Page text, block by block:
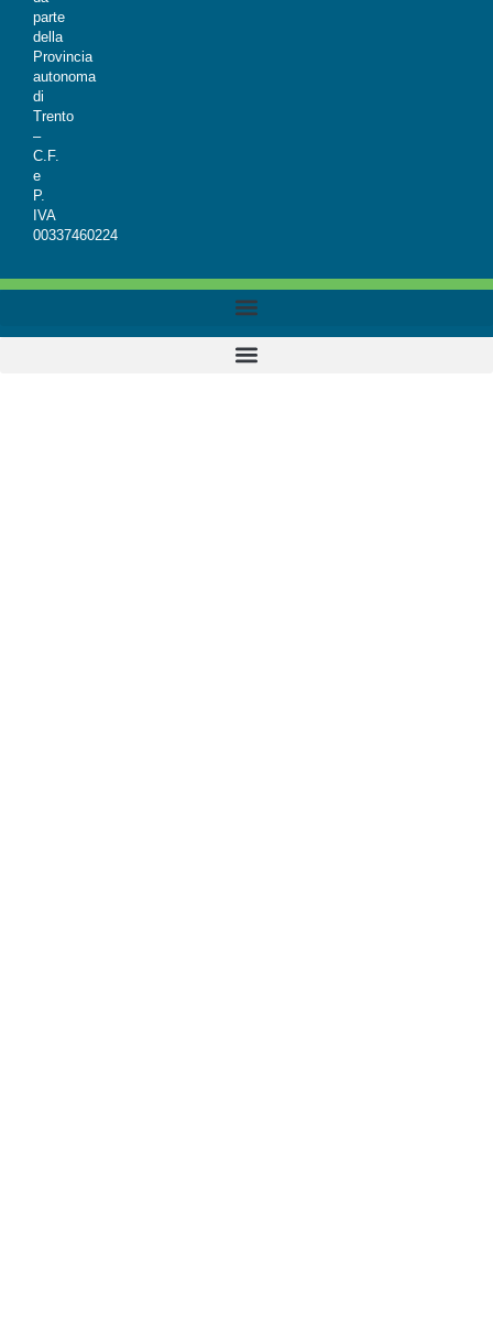
parte
della
Provincia
autonoma
di
Trento
–
C.F.
e
P.
IVA
00337460224